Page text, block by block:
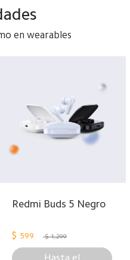
en wearables
Redmi Buds 5 Negro
$ 599 $ 1,299
Hasta el